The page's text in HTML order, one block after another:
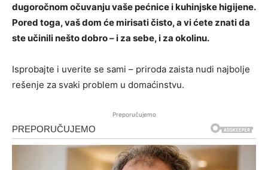
dugoročnom očuvanju vaše pećnice i kuhinjske higijene.
Pored toga, vaš dom će mirisati čisto, a vi ćete znati da
ste učinili nešto dobro – i za sebe, i za okolinu.
Isprobajte i uverite se sami – priroda zaista nudi najbolje
rešenje za svaki problem u domaćinstvu.
Preporučujemo